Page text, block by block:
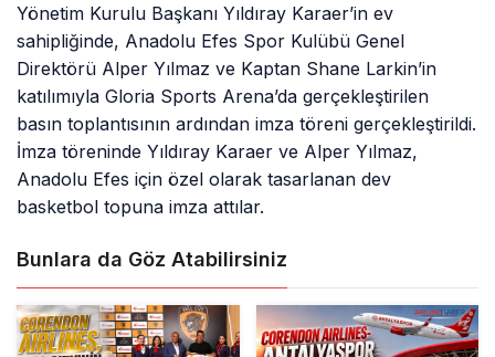
Yönetim Kurulu Başkanı Yıldıray Karaer’in ev
sahipliğinde, Anadolu Efes Spor Kulübü Genel
Direktörü Alper Yılmaz ve Kaptan Shane Larkin’in
katılımıyla Gloria Sports Arena’da gerçekleştirilen
basın toplantısının ardından imza töreni gerçekleştirildi.
İmza töreninde Yıldıray Karaer ve Alper Yılmaz,
Anadolu Efes için özel olarak tasarlanan dev
basketbol topuna imza attılar.
Bunlara da Göz Atabilirsiniz